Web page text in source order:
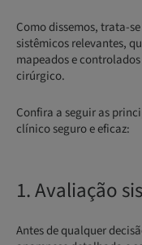
Como dissemos, trata-
sistêmicos relevantes,
mapeados e
cirúrgico.
Confira a seguir as
clínico seguro e eficaz:
1. Avaliação
Antes de qualquer